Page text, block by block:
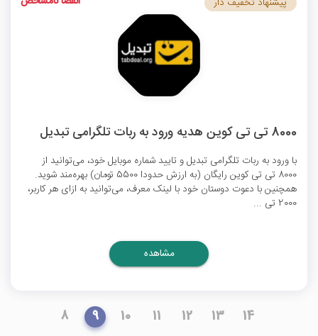
8000 تی تی کوین هدیه ورود به ربات تلگرامی تبدیل
با ورود به ربات تلگرامی تبدیل و تایید شماره موبایل خود، می‌توانید از
8000 تی تی کوین رایگان (به ارزش حدودا 5500 تومان) بهره‌مند شوید.
همچنین با دعوت دوستان خود با لینک معرف، می‌توانید به ازای هر کاربر،
2000 تی ...
مشاهده
8 9 10 11 12 13 14